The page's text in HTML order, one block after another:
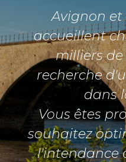
Avignon et
accueillent
milliers
recherche
dans
Vous êtes
souhaitez
l'intendance